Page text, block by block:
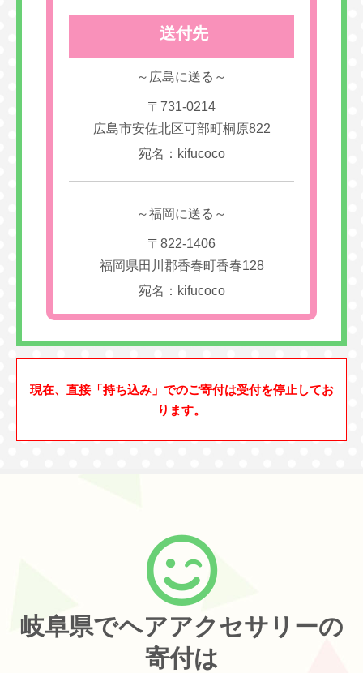
送付先
～広島に送る～
〒731-0214
広島市安佐北区可部町桐原822
宛名：kifucoco
～福岡に送る～
〒822-1406
福岡県田川郡香春町香春128
宛名：kifucoco
現在、直接「持ち込み」でのご寄付は受付を停止してお
ります。
岐阜県でヘアアクセサリーの
寄付は